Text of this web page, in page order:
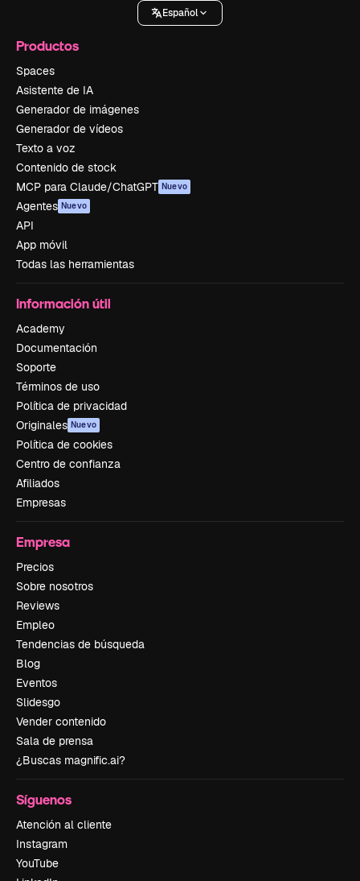
Español
Productos
Spaces
Asistente de IA
Generador de imágenes
Generador de vídeos
Texto a voz
Contenido de stock
MCP para Claude/ChatGPT Nuevo
Agentes Nuevo
API
App móvil
Todas las herramientas
Información útil
Academy
Documentación
Soporte
Términos de uso
Política de privacidad
Originales Nuevo
Política de cookies
Centro de confianza
Afiliados
Empresas
Empresa
Precios
Sobre nosotros
Reviews
Empleo
Tendencias de búsqueda
Blog
Eventos
Slidesgo
Vender contenido
Sala de prensa
¿Buscas magnific.ai?
Síguenos
Atención al cliente
Instagram
YouTube